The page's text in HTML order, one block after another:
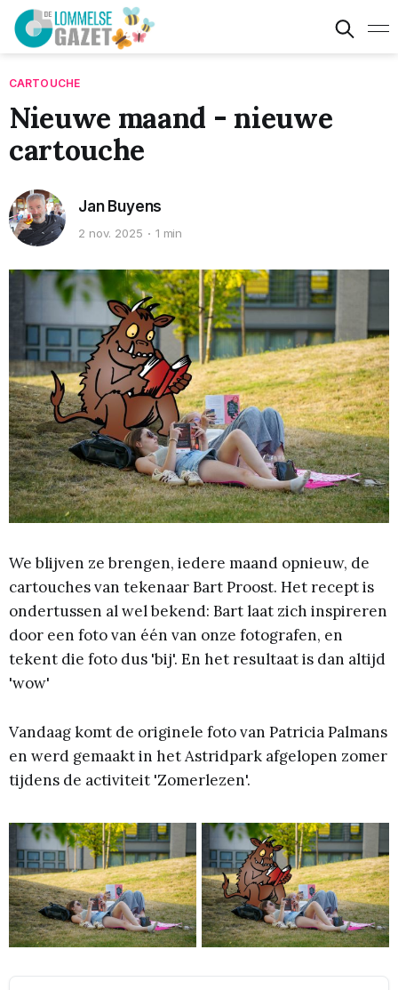
CARTOUCHE
Nieuwe maand - nieuwe
cartouche
Jan Buyens
2 nov. 2025 1 min
We blijven ze brengen, iedere maand opnieuw, de
cartouches van tekenaar Bart Proost. Het recept is
ondertussen al wel bekend: Bart laat zich inspireren
door een foto van één van onze fotografen, en
tekent die foto dus 'bij'. En het resultaat is dan altijd
'wow'
Vandaag komt de originele foto van Patricia Palmans
en werd gemaakt in het Astridpark afgelopen zomer
tijdens de activiteit 'Zomerlezen'.